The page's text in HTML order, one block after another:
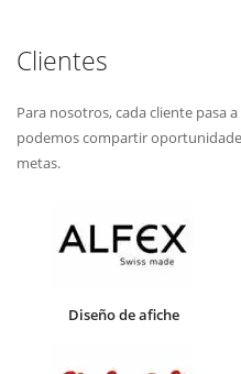
Clientes
Para nosotros, cada cliente pasa
podemos compartir
metas.
Diseño de afiche